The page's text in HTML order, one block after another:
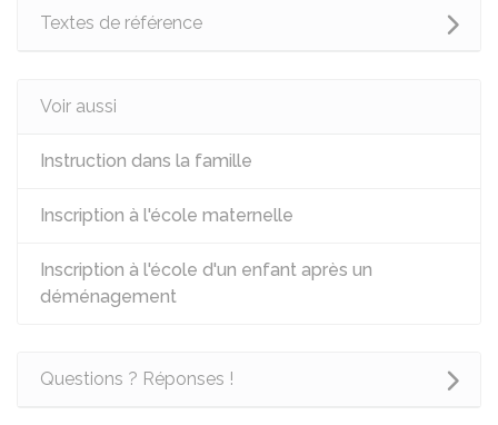
Textes de référence
Voir aussi
Instruction dans la famille
Inscription à l'école maternelle
Inscription à l'école d'un enfant après un
déménagement
Questions ? Réponses !